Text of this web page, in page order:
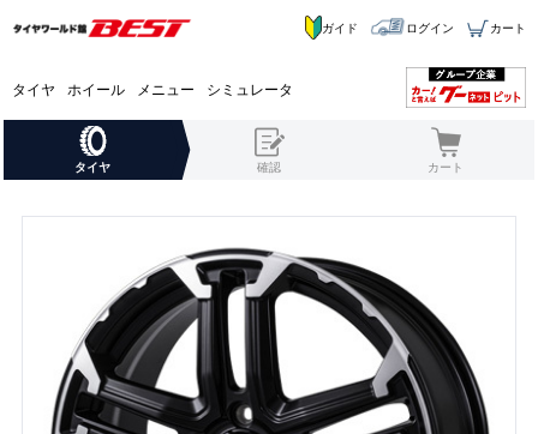
タイヤ ホイール メニュー シミュレータ
ガイド ログイン カート
タイヤ 確認 カート